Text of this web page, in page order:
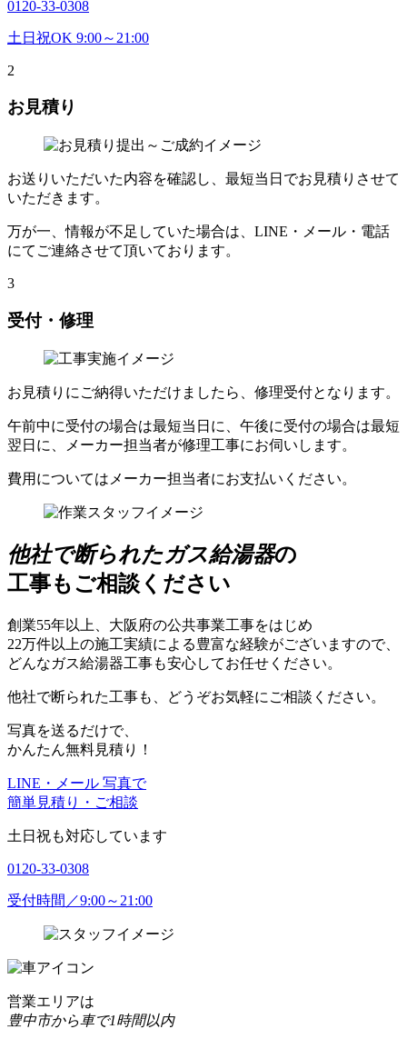
0120-33-0308
土日祝OK 9:00～21:00
2
お見積り
お送りいただいた内容を確認し、最短当日でお見積りさせて
いただきます。
万が一、情報が不足していた場合は、LINE・メール・電話
にてご連絡させて頂いております。
3
受付・修理
お見積りにご納得いただけましたら、修理受付となります。
午前中に受付の場合は最短当日に、午後に受付の場合は最短
翌日に、メーカー担当者が修理工事にお伺いします。
費用についてはメーカー担当者にお支払いください。
他社で断られたガス給湯器の
工事もご相談ください
創業55年以上、大阪府の公共事業工事をはじめ
22万件以上の施工実績による豊富な経験がございますので、
どんなガス給湯器工事も安心してお任せください。
他社で断られた工事も、どうぞお気軽にご相談ください。
写真を送るだけで、
かんたん無料見積り！
LINE・メール 写真で
簡単見積り・ご相談
土日祝も対応しています
0120-33-0308
受付時間／9:00～21:00
営業エリアは
豊中市から車で1時間以内